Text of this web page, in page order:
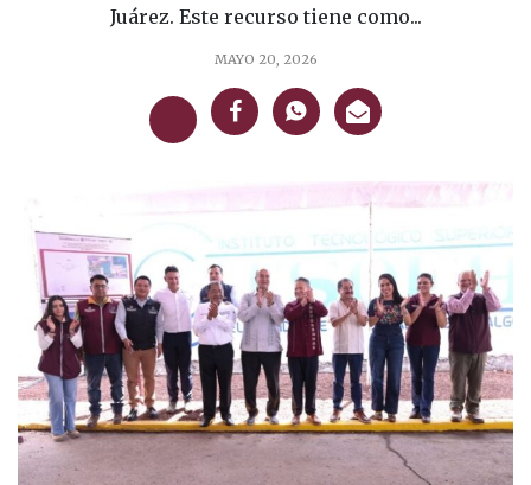
Juárez. Este recurso tiene como...
MAYO 20, 2026